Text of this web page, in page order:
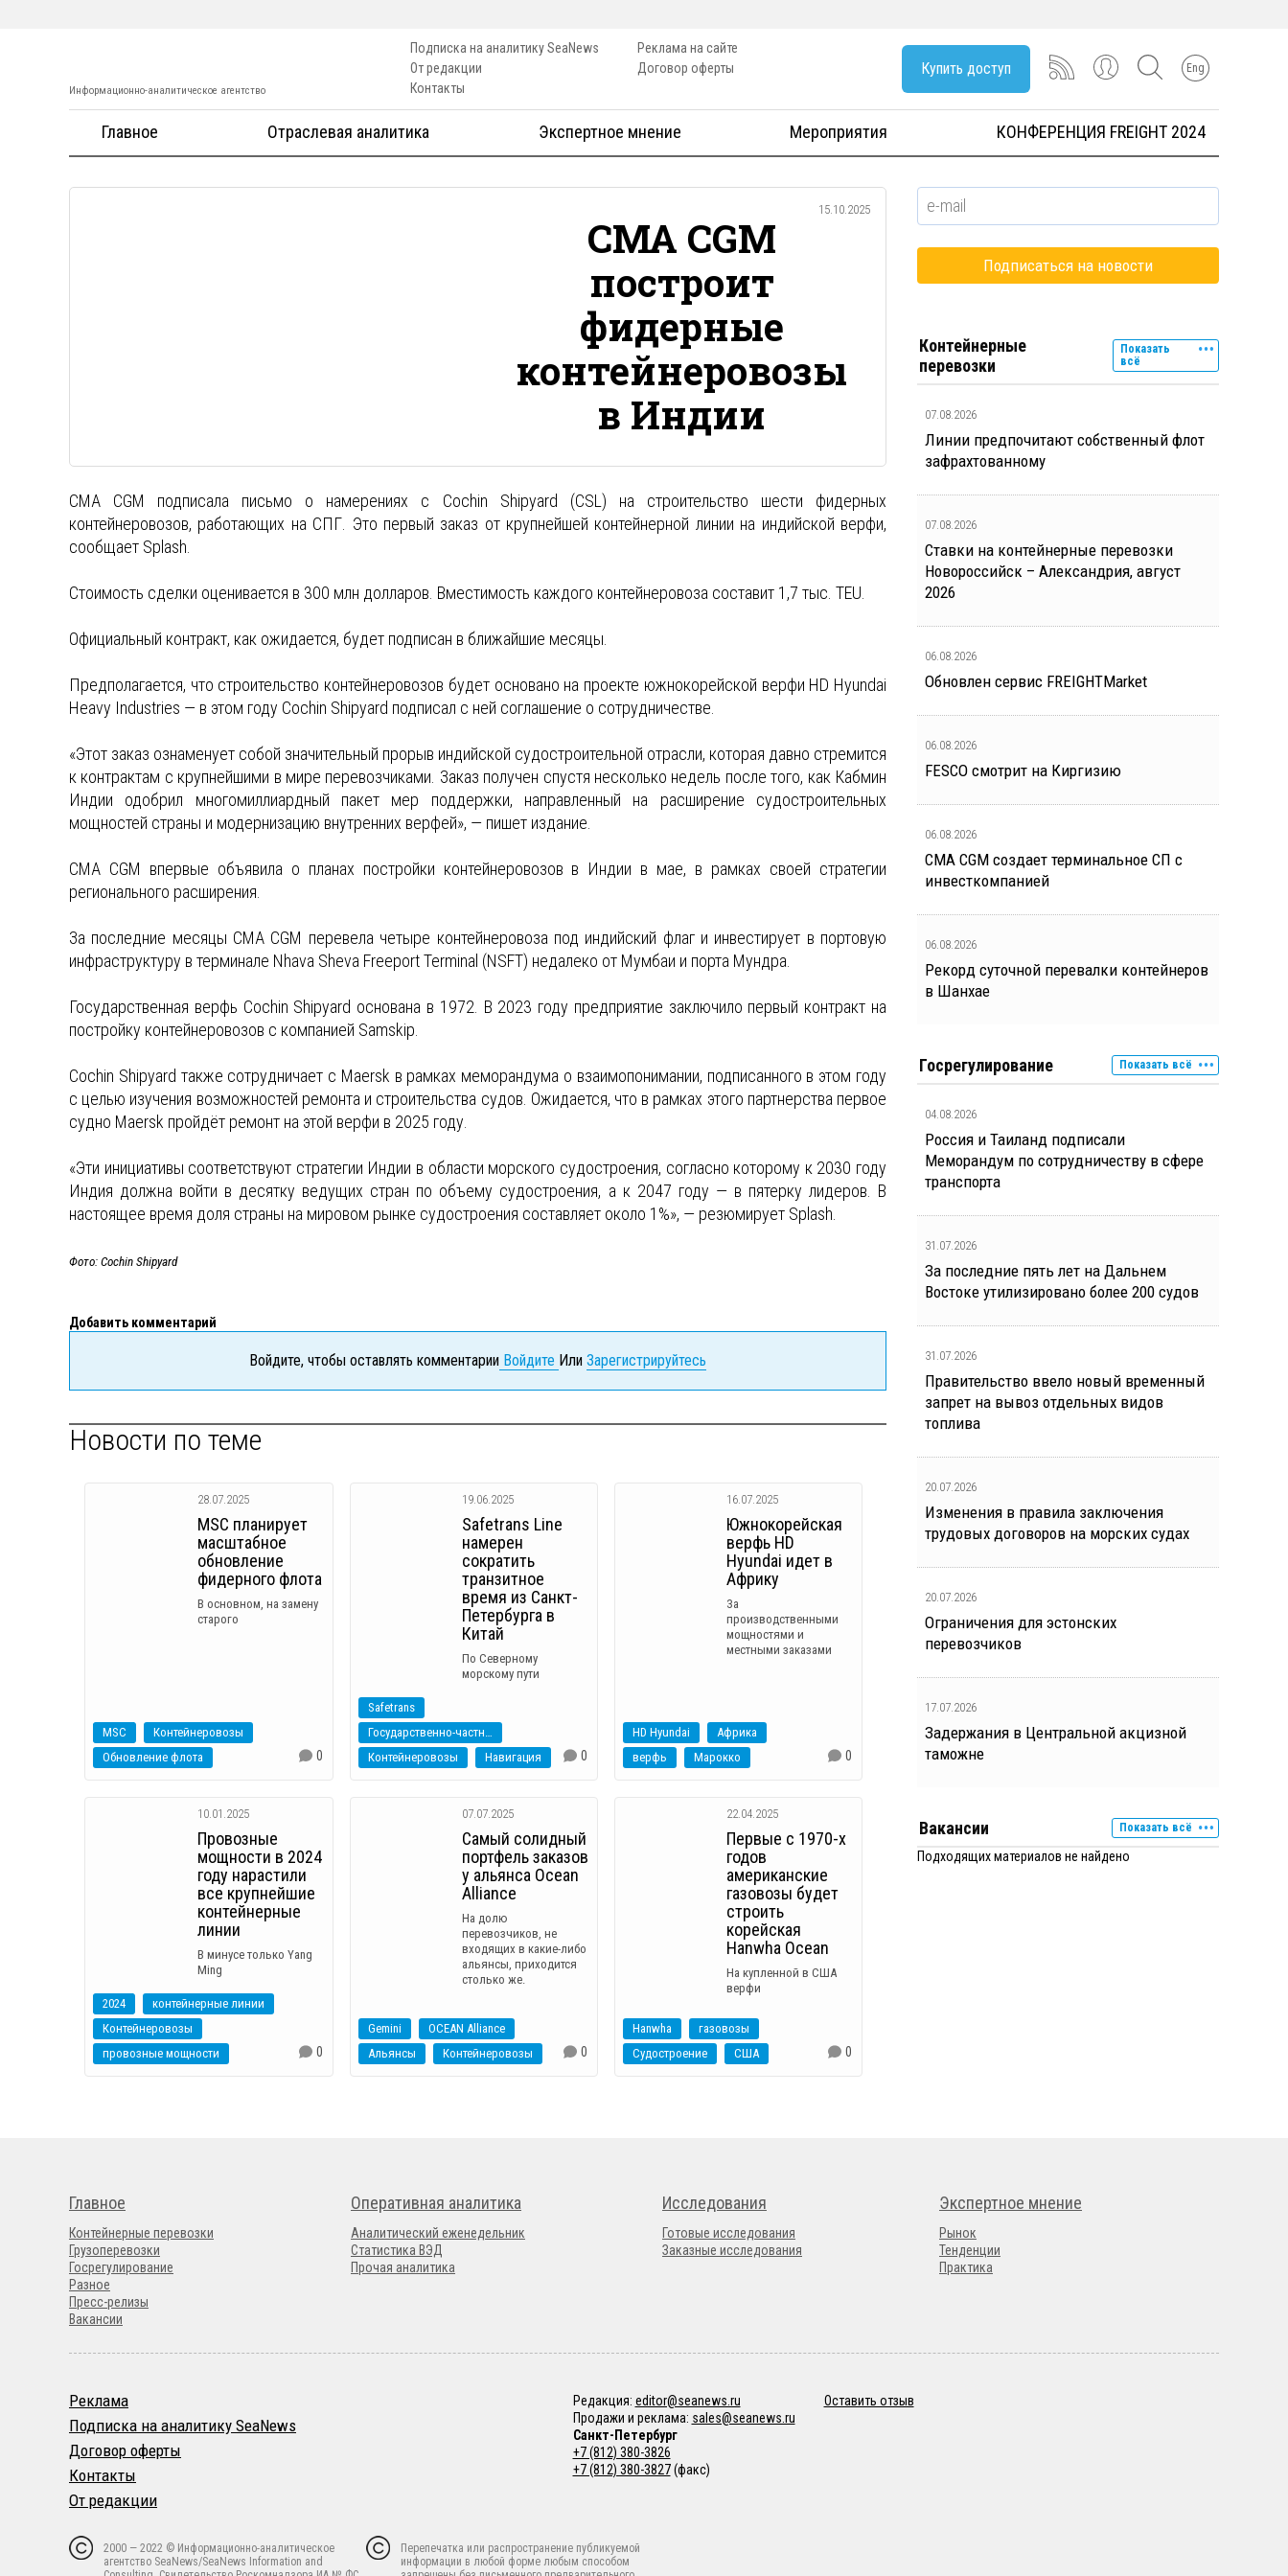
Информационно-аналитическое агентство
Подписка на аналитику SeaNews
От редакции
Контакты
Реклама на сайте
Договор оферты
Купить доступ Eng
Главное Отраслевая аналитика Экспертное мнение Мероприятия КОНФЕРЕНЦИЯ FREIGHT 2024
15.10.2025
CMA CGM
построит
фидерные
контейнеровозы
в Индии
CMA CGM подписала письмо о намерениях с Cochin Shipyard (CSL) на строительство шести фидерных
контейнеровозов, работающих на СПГ. Это первый заказ от крупнейшей контейнерной линии на индийской верфи,
сообщает Splash.
Стоимость сделки оценивается в 300 млн долларов. Вместимость каждого контейнеровоза составит 1,7 тыс. TEU.
Официальный контракт, как ожидается, будет подписан в ближайшие месяцы.
Предполагается, что строительство контейнеровозов будет основано на проекте южнокорейской верфи HD Hyundai
Heavy Industries — в этом году Cochin Shipyard подписал с ней соглашение о сотрудничестве.
«Этот заказ ознаменует собой значительный прорыв индийской судостроительной отрасли, которая давно стремится
к контрактам с крупнейшими в мире перевозчиками. Заказ получен спустя несколько недель после того, как Кабмин
Индии одобрил многомиллиардный пакет мер поддержки, направленный на расширение судостроительных
мощностей страны и модернизацию внутренних верфей», — пишет издание.
CMA CGM впервые объявила о планах постройки контейнеровозов в Индии в мае, в рамках своей стратегии
регионального расширения.
За последние месяцы CMA CGM перевела четыре контейнеровоза под индийский флаг и инвестирует в портовую
инфраструктуру в терминале Nhava Sheva Freeport Terminal (NSFT) недалеко от Мумбаи и порта Мундра.
Государственная верфь Cochin Shipyard основана в 1972. В 2023 году предприятие заключило первый контракт на
постройку контейнеровозов с компанией Samskip.
Cochin Shipyard также сотрудничает с Maersk в рамках меморандума о взаимопонимании, подписанного в этом году
с целью изучения возможностей ремонта и строительства судов. Ожидается, что в рамках этого партнерства первое
судно Maersk пройдёт ремонт на этой верфи в 2025 году.
«Эти инициативы соответствуют стратегии Индии в области морского судостроения, согласно которому к 2030 году
Индия должна войти в десятку ведущих стран по объему судостроения, а к 2047 году — в пятерку лидеров. В
настоящее время доля страны на мировом рынке судостроения составляет около 1%», — резюмирует Splash.
Фото: Cochin Shipyard
Добавить комментарий
Войдите, чтобы оставлять комментарии Войдите Или Зарегистрируйтесь
Новости по теме
28.07.2025
MSC планирует
масштабное
обновление
фидерного флота
В основном, на замену
старого
MSC
Контейнеровозы
Обновление флота
0
19.06.2025
Safetrans Line
намерен
сократить
транзитное
время из Санкт-
Петербурга в
Китай
По Северному
морскому пути
Safetrans
Государственно-частное партнерство
Контейнеровозы
Навигация 0
16.07.2025
Южнокорейская
верфь HD
Hyundai идет в
Африку
За
производственными
мощностями и
местными заказами
HD Hyundai
Африка
верфь
Марокко 0
10.01.2025
Провозные
мощности в 2024
году нарастили
все крупнейшие
контейнерные
линии
В минусе только Yang
Ming
2024
контейнерные линии
Контейнеровозы
провозные мощности
0
07.07.2025
Самый солидный
портфель заказов
у альянса Ocean
Alliance
На долю
перевозчиков, не
входящих в какие-либо
альянсы, приходится
столько же.
Gemini
OCEAN Alliance
Альянсы
Контейнеровозы 0
22.04.2025
Первые с 1970-х
годов
американские
газовозы будет
строить
корейская
Hanwha Ocean
На купленной в США
верфи
Hanwha
газовозы
Судостроение
США 0
Контейнерные
перевозки
Показать
всё
07.08.2026
Линии предпочитают собственный флот
зафрахтованному
07.08.2026
Ставки на контейнерные перевозки
Новороссийск – Александрия, август
2026
06.08.2026
Обновлен сервис FREIGHTMarket
06.08.2026
FESCO смотрит на Киргизию
06.08.2026
CMA CGM создает терминальное СП с
инвесткомпанией
06.08.2026
Рекорд суточной перевалки контейнеров
в Шанхае
Госрегулирование Показать всё
04.08.2026
Россия и Таиланд подписали
Меморандум по сотрудничеству в сфере
транспорта
31.07.2026
За последние пять лет на Дальнем
Востоке утилизировано более 200 судов
31.07.2026
Правительство ввело новый временный
запрет на вывоз отдельных видов
топлива
20.07.2026
Изменения в правила заключения
трудовых договоров на морских судах
20.07.2026
Ограничения для эстонских
перевозчиков
17.07.2026
Задержания в Центральной акцизной
таможне
Вакансии Показать всё
Подходящих материалов не найдено
Главное
Контейнерные перевозки
Грузоперевозки
Госрегулирование
Разное
Пресс-релизы
Вакансии
Оперативная аналитика
Аналитический еженедельник
Статистика ВЭД
Прочая аналитика
Исследования
Готовые исследования
Заказные исследования
Экспертное мнение
Рынок
Тенденции
Практика
Реклама
Подписка на аналитику SeaNews
Договор оферты
Контакты
От редакции
Редакция: editor@seanews.ru
Продажи и реклама: sales@seanews.ru
Санкт-Петербург
+7 (812) 380-3826
+7 (812) 380-3827(факс)
Оставить отзыв
2000 — 2022 © Информационно-аналитическое
агентство SeaNews/SeaNews Information and
Перепечатка или распространение публикуемой
информации в любой форме любым способом